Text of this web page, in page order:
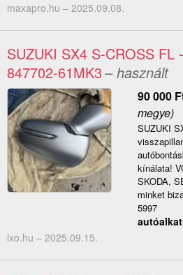
maxapro.hu – 2025.09.08.
SUZUKI SX4 S-CROSS FL
847702-61MK3– használt
90 000
megye)
SUZUKI
kínálata!
SKODA,
minket
5997
lxo.hu – 2025.09.15.